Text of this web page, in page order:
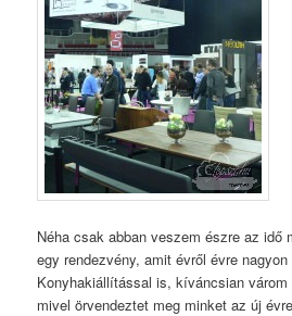
Néha csak abban veszem észre az idő
egy rendezvény, amit évről évre
Konyhakiállítással is, kíváncsian
mivel örvendeztet meg minket az új